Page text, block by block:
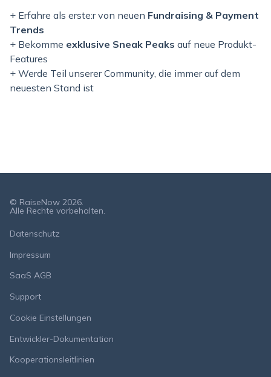
+ Erfahre als erste:r von neuen Fundraising & Payment
Trends
+ Bekomme exklusive Sneak Peaks auf neue Produkt-
Features
+ Werde Teil unserer Community, die immer auf dem
neuesten Stand ist
© RaiseNow 2026.
Alle Rechte vorbehalten.
Datenschutz
Impressum
SaaS AGB
Support
Cookie Einstellungen
Entwickler-Dokumentation
Kooperationsleitlinien